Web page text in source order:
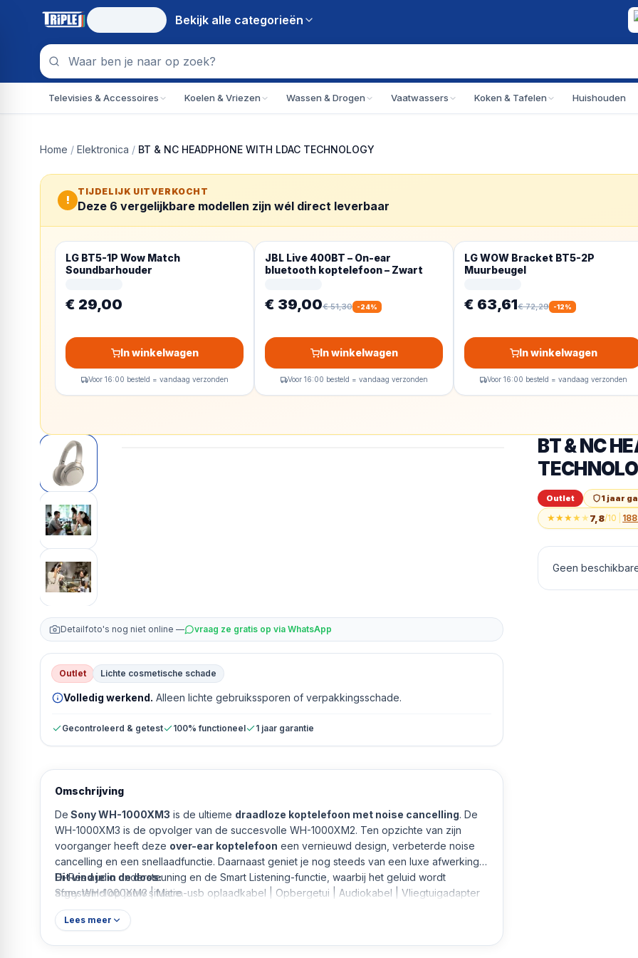
Bekijk alle categorieën
Televisies & Accessoires Koelen & Vriezen Wassen & Drogen Vaatwassers Koken & Tafelen Huishouden
Home / Elektronica / BT & NC HEADPHONE WITH LDAC TECHNOLOGY
!
TIJDELIJK UITVERKOCHT
Deze 6 vergelijkbare modellen zijn wél direct leverbaar
LG BT5-1P Wow Match
Soundbarhouder
€ 29,00
In winkelwagen
Voor 16:00 besteld = vandaag verzonden
JBL Live 400BT – On-ear
bluetooth koptelefoon – Zwart
€ 39,00€ 51,30 -24%
In winkelwagen
Voor 16:00 besteld = vandaag verzonden
LG WOW Bracket BT5-2P
Muurbeugel
€ 63,61€ 72,29 -12%
In winkelwagen
Voor 16:00 besteld = vandaag verzonden
Detailfoto's nog niet online — vraag ze gratis op via WhatsApp
Outlet Lichte cosmetische schade
Volledig werkend. Alleen lichte gebruikssporen of verpakkingsschade.
Gecontroleerd & getest 100% functioneel 1 jaar garantie
Omschrijving
De Sony WH-1000XM3 is de ultieme draadloze koptelefoon met noise cancelling. De
WH-1000XM3 is de opvolger van de succesvolle WH-1000XM2. Ten opzichte van zijn
voorganger heeft deze over-ear koptelefoon een vernieuwd design, verbeterde noise
cancelling en een snellaadfunctie. Daarnaast geniet je nog steeds van een luxe afwerking,
Hi-Res audio ondersteuning en de Smart Listening-functie, waarbij het geluid wordt
afgestemd op jouw situatie.
Draadloos: Verbind de koptelefoon draadloos via Bluetooth met je device of koppel via
Dit vind je in de doos:
Sony WH-1000XM3 | Micro-usb oplaadkabel | Opbergetui | Audiokabel | Vliegtuigadapter
Lees meer
Outlet
BT &amp; NC
BT & NC
Outlet 1 jaar
★★★★★7,8/10
Geen